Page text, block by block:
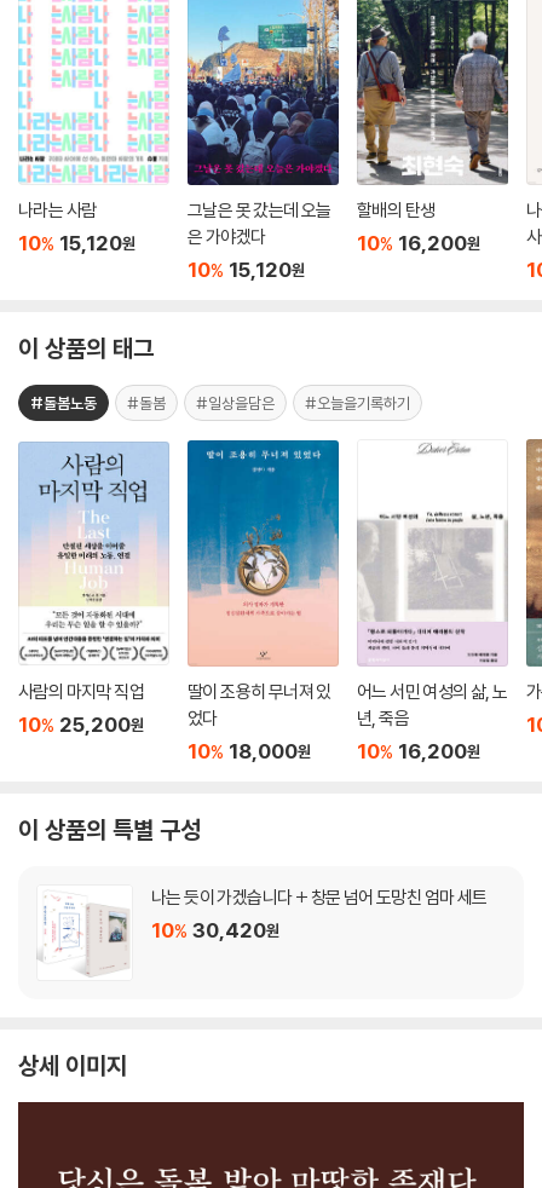
나라는 사람
10% 15,120원
그날은 못 갔는데 오늘
은 가야겠다
10% 15,120원
할배의 탄생
10% 16,200원
이 상품의 태그
#돌봄노동 #돌봄 #일상을담은 #오늘을기록하기
사람의 마지막 직업
10% 25,200원
딸이 조용히 무너져 있
었다
10% 18,000원
어느 서민 여성의 삶, 노
년, 죽음
10% 16,200원
이 상품의 특별 구성
나는 듯이 가겠습니다 + 창문 넘어 도망친 엄마 세트
10% 30,420원
상세 이미지